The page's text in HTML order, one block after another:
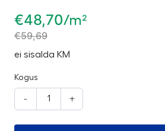
€48,70/m²
€59,69
ei sisalda KM
Kogus
- +